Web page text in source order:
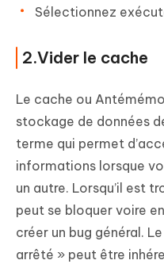
Sélectionnez
2.Vider le cache
Le cache ou
stockage de données
terme qui permet
informations lorsque
un autre. Lorsqu’il est
peut se bloquer voire
créer un bug général.
arrêté » peut être